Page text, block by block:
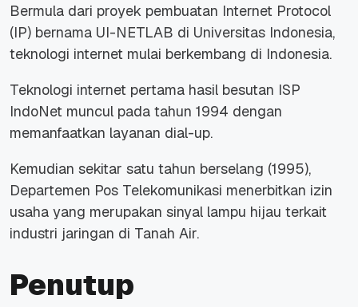
Bermula dari proyek pembuatan Internet Protocol
(IP) bernama UI-NETLAB di Universitas Indonesia,
teknologi internet mulai berkembang di Indonesia.
Teknologi internet pertama hasil besutan ISP
IndoNet muncul pada tahun 1994 dengan
memanfaatkan layanan dial-up.
Kemudian sekitar satu tahun berselang (1995),
Departemen Pos Telekomunikasi menerbitkan izin
usaha yang merupakan sinyal lampu hijau terkait
industri jaringan di Tanah Air.
Penutup